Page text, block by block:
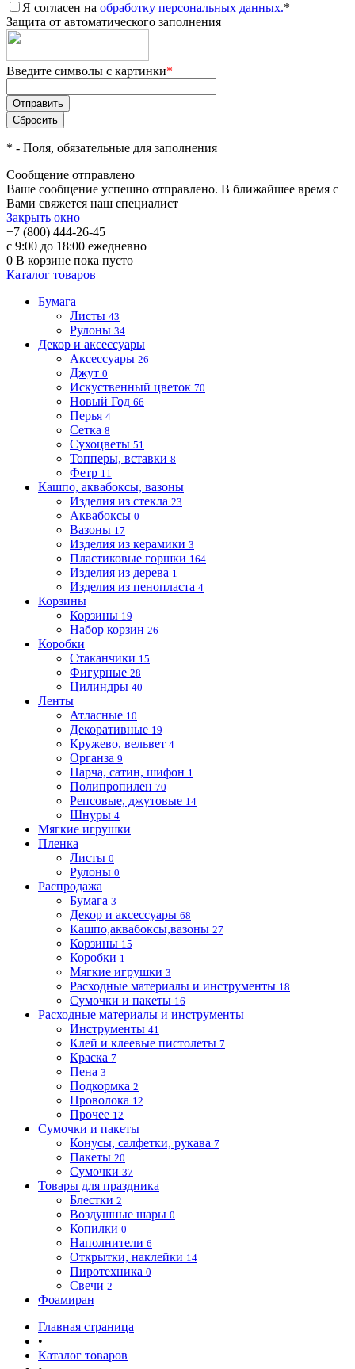
Я согласен на обработку персональных данных.*
Защита от автоматического заполнения
Введите символы с картинки*
* - Поля, обязательные для заполнения
Сообщение отправлено
Ваше сообщение успешно отправлено. В ближайшее время с
Вами свяжется наш специалист
Закрыть окно
+7 (800) 444-26-45
с 9:00 до 18:00 ежедневно
0 В корзине пока пусто
Каталог товаров
Бумага
Листы 43
Рулоны 34
Декор и аксессуары
Аксессуары 26
Джут 0
Искуственный цветок 70
Новый Год 66
Перья 4
Сетка 8
Сухоцветы 51
Топперы, вставки 8
Фетр 11
Кашпо, аквабоксы, вазоны
Изделия из стекла 23
Аквабоксы 0
Вазоны 17
Изделия из керамики 3
Пластиковые горшки 164
Изделия из дерева 1
Изделия из пенопласта 4
Корзины
Корзины 19
Набор корзин 26
Коробки
Стаканчики 15
Фигурные 28
Цилиндры 40
Ленты
Атласные 10
Декоративные 19
Кружево, вельвет 4
Органза 9
Парча, сатин, шифон 1
Полипропилен 70
Репсовые, джутовые 14
Шнуры 4
Мягкие игрушки
Пленка
Листы 0
Рулоны 0
Распродажа
Бумага 3
Декор и аксессуары 68
Кашпо,аквабоксы,вазоны 27
Корзины 15
Коробки 1
Мягкие игрушки 3
Расходные материалы и инструменты 18
Сумочки и пакеты 16
Расходные материалы и инструменты
Инструменты 41
Клей и клеевые пистолеты 7
Краска 7
Пена 3
Подкормка 2
Проволока 12
Прочее 12
Сумочки и пакеты
Конусы, салфетки, рукава 7
Пакеты 20
Сумочки 37
Товары для праздника
Блестки 2
Воздушные шары 0
Копилки 0
Наполнители 6
Открытки, наклейки 14
Пиротехника 0
Свечи 2
Фоамиран
Главная страница
•
Каталог товаров